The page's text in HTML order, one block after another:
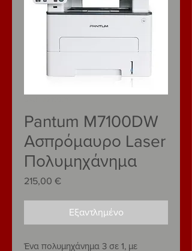
LEASING
Pantum M7100DW
Ασπρόμαυρο Laser
Πολυμηχάνημα
215,00 €Τιμή
Εξαντλημένο
Ένα πολυμηχάνημα 3 σε 1, με